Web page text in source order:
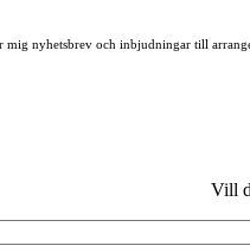
mig nyhetsbrev och inbjudningar till
Vill